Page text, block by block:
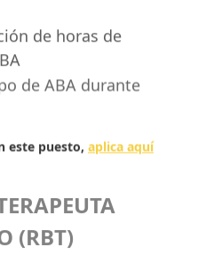
de horas de
de ABA durante
este puesto, aplica aquí
(RBT)